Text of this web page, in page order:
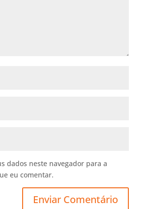
dados neste navegador para a
eu comentar.